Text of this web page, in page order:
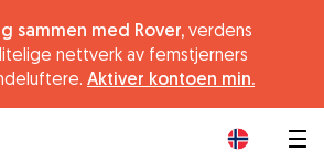
sammen med Rover, verdens
nettverk av femstjerners
Aktiver kontoen min.